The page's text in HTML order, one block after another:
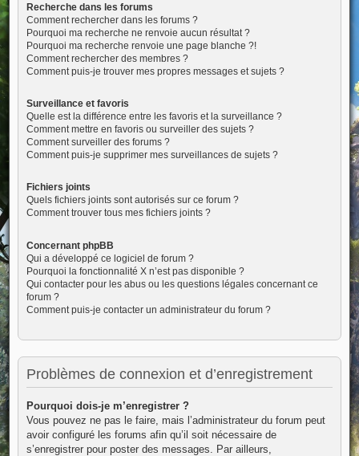
Recherche dans les forums
Comment rechercher dans les forums ?
Pourquoi ma recherche ne renvoie aucun résultat ?
Pourquoi ma recherche renvoie une page blanche ?!
Comment rechercher des membres ?
Comment puis-je trouver mes propres messages et sujets ?
Surveillance et favoris
Quelle est la différence entre les favoris et la surveillance ?
Comment mettre en favoris ou surveiller des sujets ?
Comment surveiller des forums ?
Comment puis-je supprimer mes surveillances de sujets ?
Fichiers joints
Quels fichiers joints sont autorisés sur ce forum ?
Comment trouver tous mes fichiers joints ?
Concernant phpBB
Qui a développé ce logiciel de forum ?
Pourquoi la fonctionnalité X n’est pas disponible ?
Qui contacter pour les abus ou les questions légales concernant ce
forum ?
Comment puis-je contacter un administrateur du forum ?
Problèmes de connexion et d’enregistrement
Pourquoi dois-je m’enregistrer ?
Vous pouvez ne pas le faire, mais l’administrateur du forum peut
avoir configuré les forums afin qu’il soit nécessaire de
s’enregistrer pour poster des messages. Par ailleurs,